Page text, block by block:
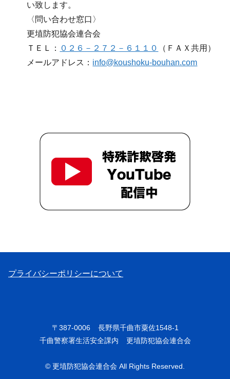
い致します。
〈問い合わせ窓口〉
更埴防犯協会連合会
ＴＥＬ： ０２６－２７２－６１１０
（ＦＡＸ共用）
メールアドレス： info@koushoku-bouhan.com
プライバシーポリシーについて
〒387-0006
長野県千曲市粟佐1548-1
千曲警察署生活安全課内
更埴防犯協会連合会
© 更埴防犯協会連合会 All Rights Reserved.